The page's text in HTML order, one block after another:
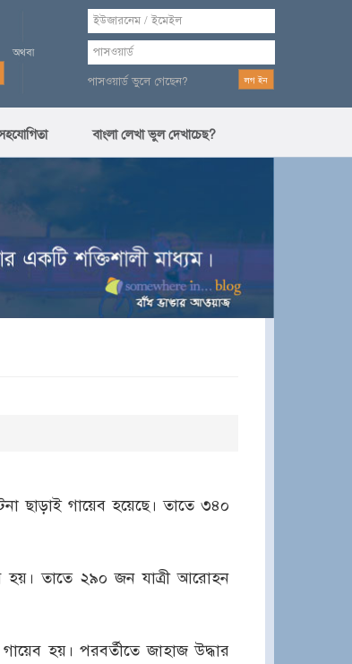
পাসওয়ার্ড ভুলে গেছেন?
বাংলা লেখা ভুল দেখাচেছ?
ছাড়াই গায়েব হয়েছে। তাতে ৩৪০
হয়। তাতে ২৯০ জন যাত্রী আরোহন
হয়। পরবর্তীতে জাহাজ উদ্ধার